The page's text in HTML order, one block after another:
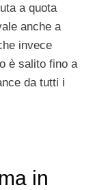
a quota
anche a
invece
è salito fino a
da tutti i
in